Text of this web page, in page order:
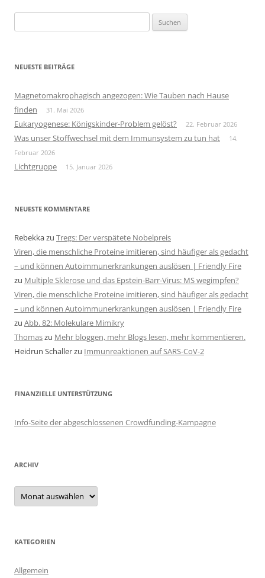
nach:
NEUESTE BEITRÄGE
Magnetomakrophagisch angezogen: Wie Tauben nach Hause
finden
31. Mai 2026
Eukaryogenese: Königskinder-Problem gelöst? 22. Februar 2026
Was unser Stoffwechsel mit dem Immunsystem zu tun hat
14.
Februar 2026
Lichtgruppe 15. Januar 2026
NEUESTE KOMMENTARE
Rebekkazu Tregs: Der verspätete Nobelpreis
Viren, die menschliche Proteine imitieren, sind häufiger als gedacht
– und können Autoimmunerkrankungen auslösen | Friendly Fire
zu Multiple Sklerose und das Epstein-Barr-Virus: MS wegimpfen?
Viren, die menschliche Proteine imitieren, sind häufiger als gedacht
– und können Autoimmunerkrankungen auslösen | Friendly Fire
zu Abb. 82: Molekulare Mimikry
Thomaszu Mehr bloggen, mehr Blogs lesen, mehr kommentieren.
Heidrun Schallerzu Immunreaktionen auf SARS-CoV-2
FINANZIELLE UNTERSTÜTZUNG
Info-Seite der abgeschlossenen Crowdfunding-Kampagne
ARCHIV
Archiv
KATEGORIEN
Allgemein